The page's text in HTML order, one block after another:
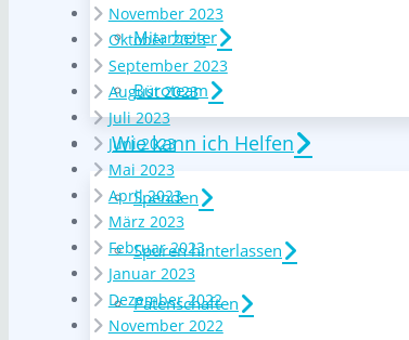
Mitarbeiter
Büroteam
Wie kann ich Helfen
Spenden
Spuren hinterlassen
Patenschaften
November 2023
Oktober 2023
September 2023
August 2023
Juli 2023
Juni 2023
Mai 2023
April 2023
März 2023
Februar 2023
Januar 2023
Dezember 2022
November 2022